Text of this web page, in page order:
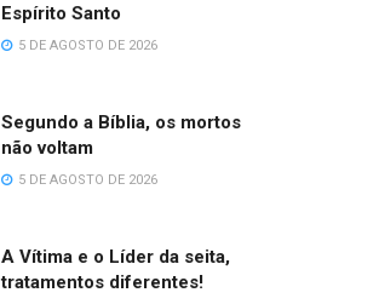
Espírito Santo
5 DE AGOSTO DE 2026
Segundo a Bíblia, os mortos
não voltam
5 DE AGOSTO DE 2026
A Vítima e o Líder da seita,
tratamentos diferentes!